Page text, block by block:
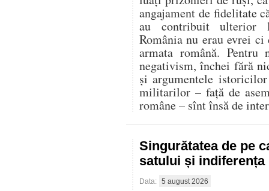
angajament de fidelitate
au contribuit ulterior
România nu erau evrei
armata română.
negativism, închei fără
și argumentele
militarilor – față de
române – sînt însă de
Singurătatea de pe
satului și
Data: 5 august 2026